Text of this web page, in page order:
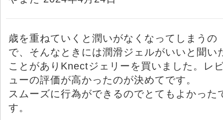
歳を重ねていくと潤いがなくなってしまうの
で、そんなときには潤滑ジェルがいいと聞い
ことがありKnectジェリーを買いました。レ
ューの評価が高かったのが決めてです。
スムーズに行為ができるのでとてもよかった
す。